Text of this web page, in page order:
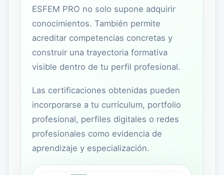
ESFEM PRO no solo supone adquirir
conocimientos. También permite
acreditar competencias concretas y
construir una trayectoria formativa
visible dentro de tu perfil profesional.
Las certificaciones obtenidas pueden
incorporarse a tu currículum, portfolio
profesional, perfiles digitales o redes
profesionales como evidencia de
aprendizaje y especialización.